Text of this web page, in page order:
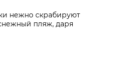
нежно скрабируют
пляж, даря